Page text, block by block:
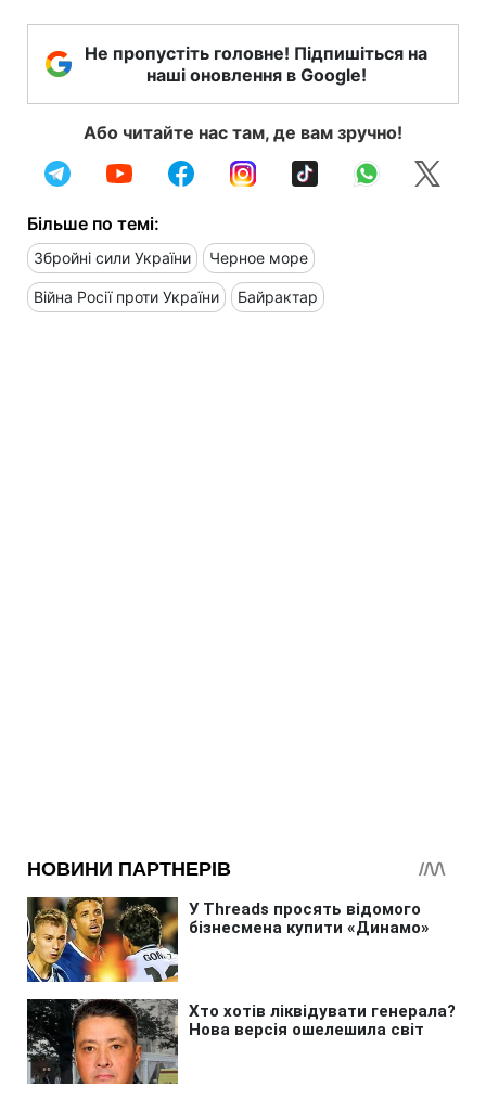
Не пропустіть головне! Підпишіться на
наші оновлення в Google!
Або читайте нас там, де вам зручно!
Більше по темі:
Збройні сили України Черное море
Війна Росії проти України Байрактар